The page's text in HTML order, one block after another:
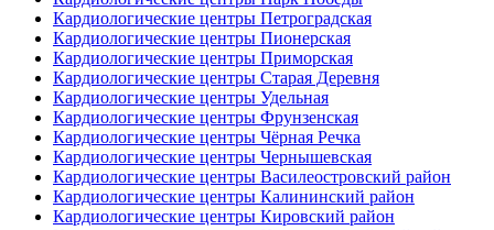
Кардиологические центры Петроградская
Кардиологические центры Пионерская
Кардиологические центры Приморская
Кардиологические центры Старая Деревня
Кардиологические центры Удельная
Кардиологические центры Фрунзенская
Кардиологические центры Чёрная Речка
Кардиологические центры Чернышевская
Кардиологические центры Василеостровский район
Кардиологические центры Калининский район
Кардиологические центры Кировский район